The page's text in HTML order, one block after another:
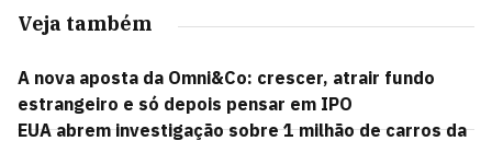
Veja também
A nova aposta da Omni&Co: crescer, atrair fundo
estrangeiro e só depois pensar em IPO
EUA abrem investigação sobre 1 milhão de carros da